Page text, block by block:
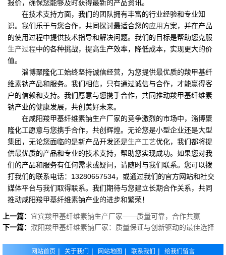
报价，确保您能够及时获得最新的产品资讯。
在技术支持方面，我们的团队拥有丰富的行业经验和专业知
识。我们乐于与您合作，共同探讨最适合您的应用方案，并在产品
的使用过程中提供技术指导和解决问题。我们的目标是帮助您克服
生产过程中的各种挑战，提高生产效率，降低成本，实现更大的价
值。
淄博聚隆化工始终坚持诚信经营，为您提供最优质的羧甲基纤
维素钠产品和服务。我们相信，只有通过诚信与合作，才能赢得客
户的信赖和支持。我们愿意与您携手合作，共同推动羧甲基纤维素
钠产业的健康发展，共创美好未来。
在咸阳羧甲基纤维素钠生产厂家的竞争激烈的市场中，淄博聚
隆化工愿意与您携手合作，共创辉煌。无论您是小型企业还是大型
集团，无论您面临的是新产品开发还是生产工艺优化，我们都将提
供最优质的产品和专业的技术支持，帮助您实现成功。如果您对我
们的产品和服务有任何需求或疑问，请随时与我们联系。您可以拨
打我们的联系电话：13280657534，或通过我们的官方网站和社交
媒体平台与我们取得联系。我们期待与您建立长期合作关系，共同
推动咸阳羧甲基纤维素钠产业的进步和繁荣！
上一篇： 宜宾羧甲基纤维素钠生产厂家——质量可靠，合作共赢
下一篇： 濮阳羧甲基纤维素钠厂家：质量保证与创新驱动的最佳选择
网站首页 | 关于我们 | 网站地图 | 联系我们 | 给我们留言